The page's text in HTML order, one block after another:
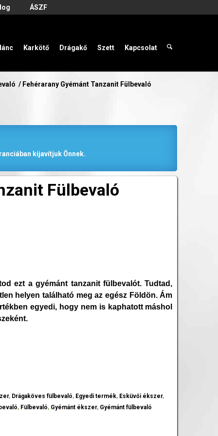
ÁSZF
Karkötő Drágakő Szett Kapcsolat
/ Fehérarany Gyémánt Tanzanit Fülbevaló
kijavítjuk Önnek.
Fülbevaló
ezt a gyémánt tanzanit fülbevalót. Tudtad,
helyen található meg az egész Földön. Ám
egyedi, hogy nem is kaphatott máshol
, Drágaköves fülbevaló, Egyedi termék, Esküvői ékszer,
, Fülbevaló, Gyémánt ékszer, Gyémánt fülbevaló